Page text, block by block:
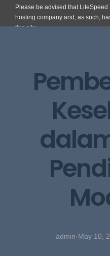
Please be advised that
hosting company and, as such,
this site.
admin·May 10,